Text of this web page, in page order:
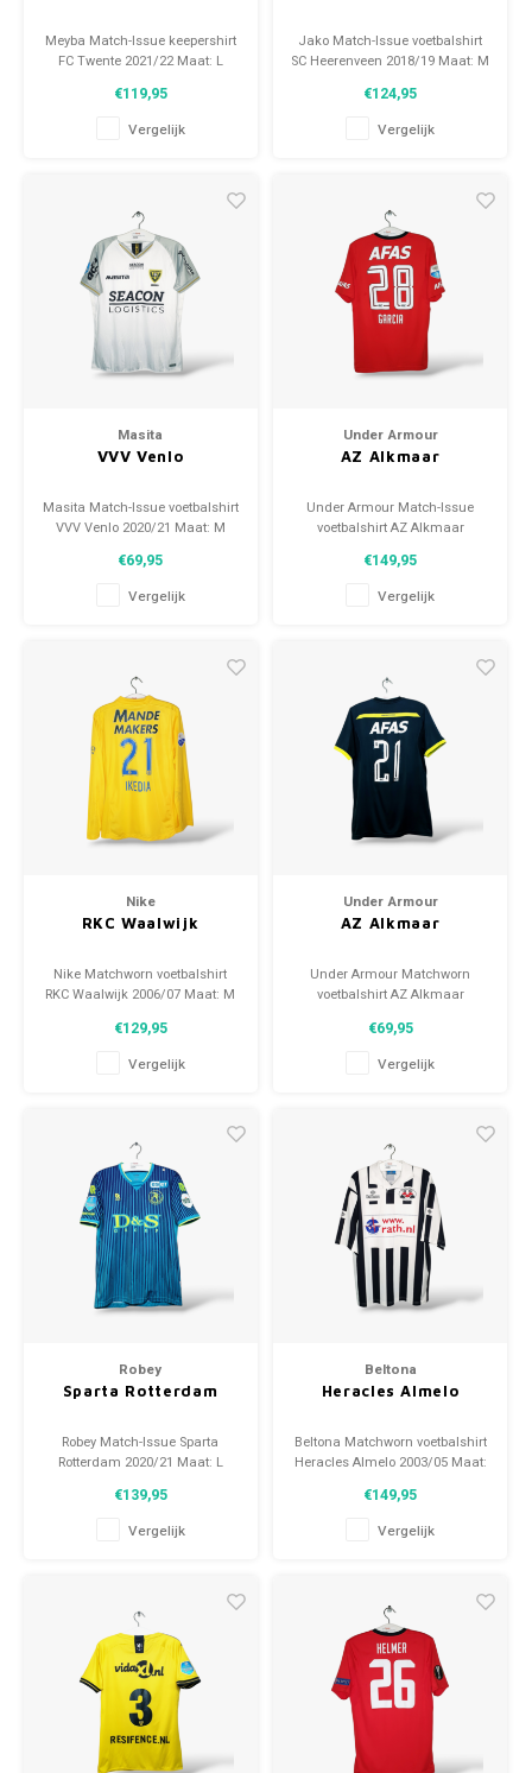
Meyba Match-Issue keepershirt
FC Twente 2021/22 Maat: L
(gebruikt)
€119,95
Vergelijk
Jako Match-Issue voetbalshirt
SC Heerenveen 2018/19 Maat: M
(gebruikt)
€124,95
Vergelijk
Masita
VVV Venlo
Masita Match-Issue voetbalshirt
VVV Venlo 2020/21 Maat: M
€69,95
Vergelijk
Under Armour
AZ Alkmaar
Under Armour Match-Issue
voetbalshirt AZ Alkmaar
Conditie: 10/10 (nieuw)
€149,95
Vergelijk
Nike
RKC Waalwijk
Nike Matchworn voetbalshirt
RKC Waalwijk 2006/07 Maat: M
(gebruikt)
€129,95
Vergelijk
Under Armour
AZ Alkmaar
Under Armour Matchworn
voetbalshirt AZ Alkmaar
Conditie: 9/10 (gebruikt)
€69,95
Vergelijk
Robey
Sparta Rotterdam
Robey Match-Issue Sparta
Rotterdam 2020/21 Maat: L
(gebruikt)
€139,95
Vergelijk
Beltona
Heracles Almelo
Beltona Matchworn voetbalshirt
Heracles Almelo 2003/05 Maat:
(gebruikt)
€149,95
Vergelijk